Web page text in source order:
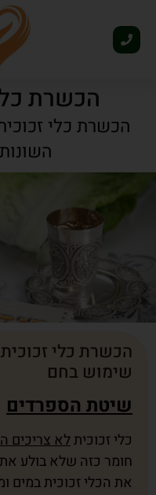
הכשרת
הכשרת כלי
הכשרת כלי
שימוש בחם
שיטת הספרדים
כלי זכוכיתלא צריכים
חומר כזה שלא בולע
את הכלי זכוכית